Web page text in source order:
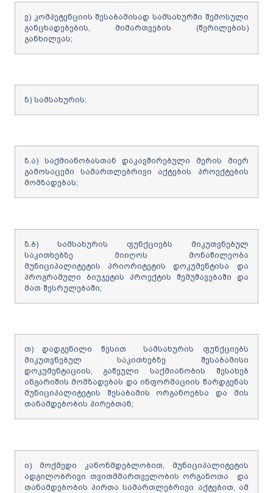
ვ) კომპეტენციის შესაბამისად სამსახურში შემოსული
განცხადებების, მიმართვების (წერილების)
განხილვას;
ზ) სამსახურის:
ზ.ა) საქმიანობასთან დაკავშირებული მერის მიერ
გამოსაცემი სამართლებრივი აქტების პროექტების
მომზადებას;
ზ.ბ) სამსახურის ფუნქციებს მიკუთვნებულ
საკითხებზე მიიღოს მონაწილეობა
მუნიციპალიტეტის პრიორიტეტის დოკუმენტისა და
პროგრამული ბიუჯეტის პროექტის შემუშავებაში და
მათ შესრულებაში;
თ) დადგენილი წესით სამსახურის ფუნქციებს
მიკუთვნებულ საკითხებზე შესაბამისი
დოკუმენტაციის, გაწეული საქმიანობის შესახებ
ანგარიშის მომზადებას და ინფორმაციის წარდგენას
მუნიციპალიტეტის შესაბამის ორგანოებსა და მის
თანამდებობის პირებთან;
ი) მოქმედი კანონმდებლობით, მუნიციპალიტეტის
ადგილობრივი თვითმმართველობის ორგანოთა და
თანამდებობის პირთა სამართლებრივი აქტებით, ამ